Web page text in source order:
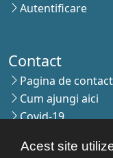
Acest site
Autentificare
Contact
Pagina de contact
Cum ajungi aici
Covid-19